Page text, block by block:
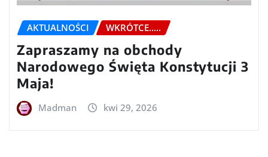
AKTUALNOŚCI WKRÓTCE.....
Zapraszamy na obchody
Narodowego Święta Konstytucji 3
Maja!
Madman kwi 29, 2026